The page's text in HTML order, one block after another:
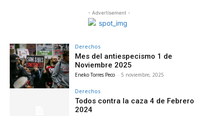
- Advertisement -
Derechos
Mes del antiespecismo 1 de
Noviembre 2025
Eneko Torres Peco - 5 noviembre, 2025
Derechos
Todos contra la caza 4 de Febrero
2024